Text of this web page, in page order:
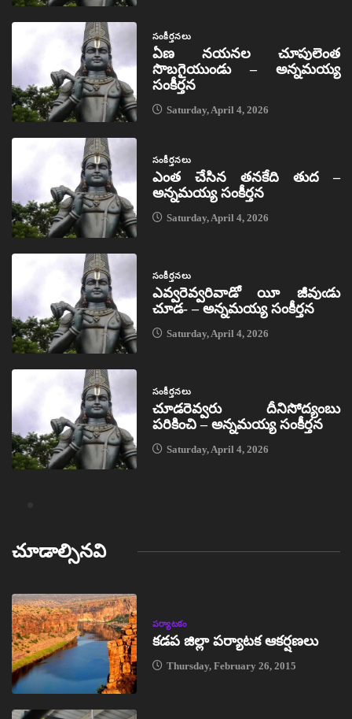
సంకీర్తనలు
ఏణ నయనల చూపులెంత
సొబగైయుండు – అన్నమయ్య
సంకీర్తన
Saturday, April 4, 2026
సంకీర్తనలు
ఎంత చేసిన తనకేది తుద –
అన్నమయ్య సంకీర్తన
Saturday, April 4, 2026
సంకీర్తనలు
ఎవ్వరెవ్వరివాడో యీ జీవుఁడు
చూడ- – అన్నమయ్య సంకీర్తన
Saturday, April 4, 2026
సంకీర్తనలు
చూడరెవ్వరు దీనిసోద్యంబు
పరికించి – అన్నమయ్య సంకీర్తన
Saturday, April 4, 2026
చూడాల్సినవి
పర్యాటకం
కడప జిల్లా పర్యాటక ఆకర్షణలు
Thursday, February 26, 2015